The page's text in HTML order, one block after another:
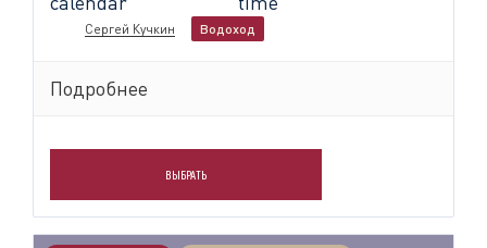
Сергей Кучкин Водоход
Подробнее
ВЫБРАТЬ